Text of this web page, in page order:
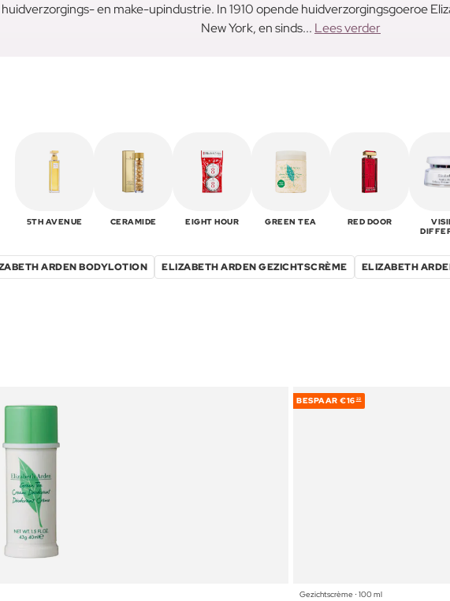
en make-upindustrie. In 1910 opende huidverzorgingsgoeroe
New York, en sinds... Lees verder
5TH AVENUE CERAMIDE EIGHT HOUR GREEN TEA RED DOOR
ARDEN BODYLOTION ELIZABETH ARDEN GEZICHTSCRÈME ELIZABETH
BESPAAR €16 22
Gezichtscrème ⋅ 100 ml